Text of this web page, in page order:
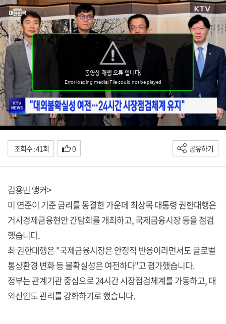
조회수 : 41회 0 공유하기
김용민 앵커>
미 연준이 기준 금리를 동결한 가운데 최상목 대통령 권한대행은
거시경제금융현안 간담회를 개최하고, 국제금융시장 등을 점검
했습니다.
최 권한대행은 "국제금융시장은 안정적 반응이라면서도 글로벌
통상환경 변화 등 불확실성은 여전하다"고 평가했습니다.
정부는 관계기관 중심으로 24시간 시장점검체계를 가동하고, 대
외신인도 관리를 강화하기로 했습니다.